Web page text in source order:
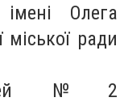
Олега
ради
№ 2